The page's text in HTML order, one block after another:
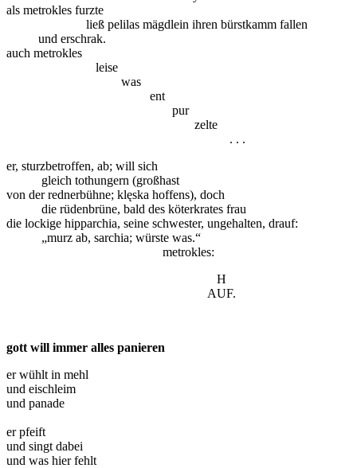
als metrokles furzte
ließ pelilas mägdlein ihren bürstkamm fallen
und erschrak.
auch metrokles
leise
was
ent
pur
zelte
. . .
er, sturzbetroffen, ab; will sich
gleich tothungern (großhast
von der rednerbühne; klęska hoffens), doch
die rüdenbrüne, bald des köterkrates frau
die lockige hipparchia, seine schwester, ungehalten, drauf:
„murz ab, sarchia; würste was.“
metrokles:
H
AUF.
gott will immer alles panieren
er wühlt in mehl
und eischleim
und panade
er pfeift
und singt dabei
und was hier fehlt